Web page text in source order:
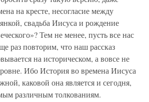
на кресте, несогласие между
свадьба Иисуса и рождение
Тем не менее, пусть все нас
раз повторим, что наш рассказ
на историческом, а вовсе не
Ибо История во времена Иисуса
каковой она является и сегодня,
различным толкованиям.